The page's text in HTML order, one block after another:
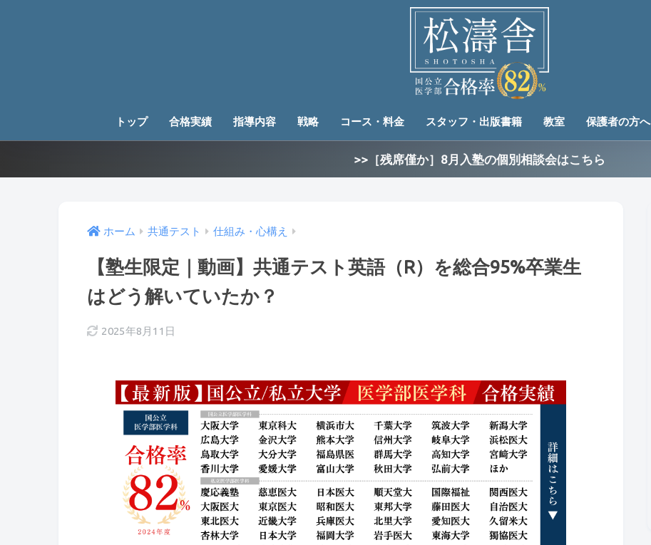
トップ 合格実績 指導内容 戦略 コース・料金 スタッフ・出版書籍 教室 保護者の方へ
>>［残席僅か］8月入塾の個別相談会はこちら
ホーム 共通テスト 仕組み・心構え
【塾生限定｜動画】共通テスト英語（R）を総合95%卒業生
はどう解いていたか？
2025年8月11日